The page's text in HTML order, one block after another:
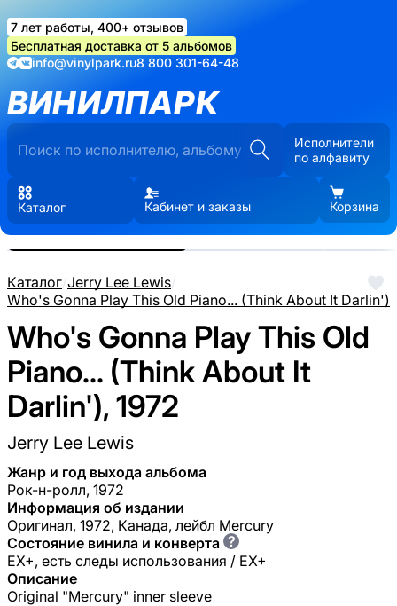
7 лет работы, 400+ отзывов
Бесплатная доставка от 5 альбомов
info@vinylpark.ru8 800 301-64-48
ВИНИЛПАРК
Исполнители
по алфавиту
Каталог Кабинет и заказы Корзина
Каталог/Jerry Lee Lewis/
Who's Gonna Play This Old Piano... (Think About It Darlin')
Who's Gonna Play This Old
Piano... (Think About It
Darlin'), 1972
Jerry Lee Lewis
Жанр и год выхода альбома
Рок-н-ролл, 1972
Информация об издании
Оригинал, 1972, Канада, лейбл Mercury
Состояние винила и конверта ?
EX+, есть следы использования / EX+
Описание
Original "Mercury" inner sleeve
Реальные фото пластинки.
Нажмите, чтобы увеличить